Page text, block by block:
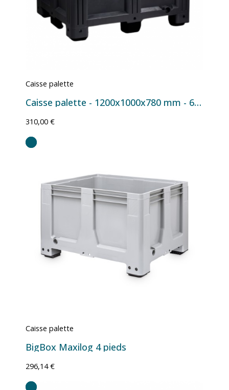
Caisse palette
Caisse palette - 1200x1000x780 mm - 610 L Noir
310,00 €
Caisse palette
BigBox Maxilog 4 pieds
296,14 €